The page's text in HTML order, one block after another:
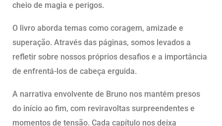
cheio de magia e perigos.
O livro aborda temas como coragem, amizade e
superação. Através das páginas, somos levados a
refletir sobre nossos próprios desafios e a importância
de enfrentá-los de cabeça erguida.
A narrativa envolvente de Bruno nos mantém presos
do início ao fim, com reviravoltas surpreendentes e
momentos de tensão. Cada capítulo nos deixa